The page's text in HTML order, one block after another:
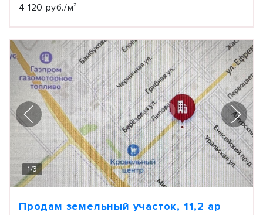
4 120 руб./м²
1/3
Продам земельный участок, 11,2 ар